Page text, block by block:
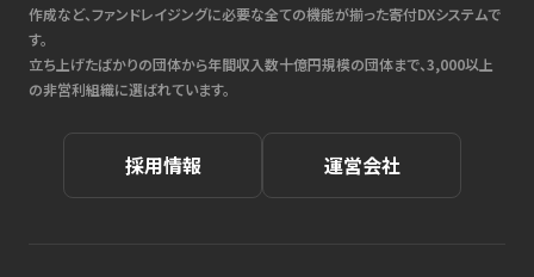
作成など、ファンドレイジングに必要な全ての機能が揃った寄付DXシステムで
す。
立ち上げたばかりの団体から年間収入数十億円規模の団体まで、3,000以上
の非営利組織に選ばれています。
採用情報 運営会社